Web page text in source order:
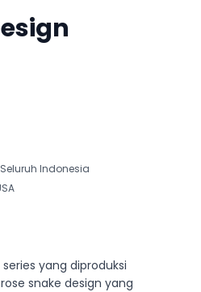
Indonesia
yang diproduksi
snake design yang